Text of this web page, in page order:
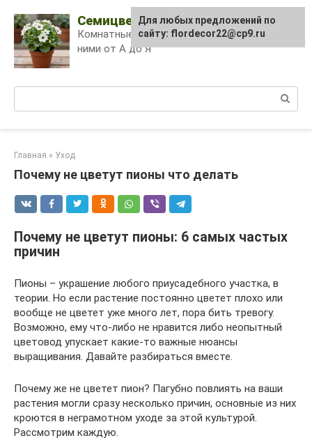
content
Семицветик
Комнатные растения и уход за
ними от А до Я
Главная » Уход
Почему не цветут пионы что делать
Почему не цветут пионы: 6 самых частых
причин
Пионы – украшение любого приусадебного участка, в
теории. Но если растение постоянно цветет плохо или
вообще не цветет уже много лет, пора бить тревогу.
Возможно, ему что-либо не нравится либо неопытный
цветовод упускает какие-то важные нюансы
выращивания. Давайте разбираться вместе.
Почему же не цветет пион? Пагубно повлиять на ваши
растения могли сразу несколько причин, основные из них
кроются в неграмотном уходе за этой культурой.
Рассмотрим каждую.
Для любых предложений по
сайту: flordecor22@cp9.ru